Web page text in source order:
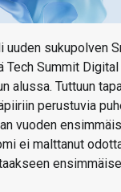
uuden sukupolven
Tech Summit
alussa. Tuttuun
perustuvia
vuoden
ei malttanut